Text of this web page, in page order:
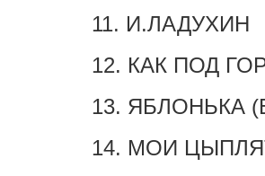
11. И.ЛАДУХИН
12. КАК ПОД
13. ЯБЛОНЬКА
14. МОИ